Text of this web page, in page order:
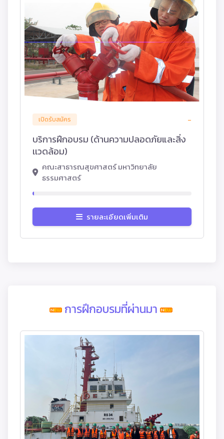
เปิดรับสมัคร -
บริการฝึกอบรม (ด้านความปลอดภัยและสิ่ง
เเวดล้อม)
คณะสาธารณสุขศาสตร์ มหาวิทยาลัย
ธรรมศาสตร์
รายละเอียดเพิ่มเติม
การฝึกอบรมที่ผ่านมา